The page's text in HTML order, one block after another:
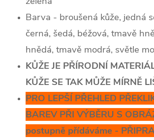
Barva - broušená kůže, jedná
černá, šedá, béžová, tmavě
hnědá, tmavě modrá, světle
KŮŽE JE PŘÍRODNÍ
KŮŽE SE TAK MŮŽE MÍRNĚ
PRO LEPŠÍ PŘEHLED
BAREV PŘI VÝBĚRU S
postupně přídáváme -